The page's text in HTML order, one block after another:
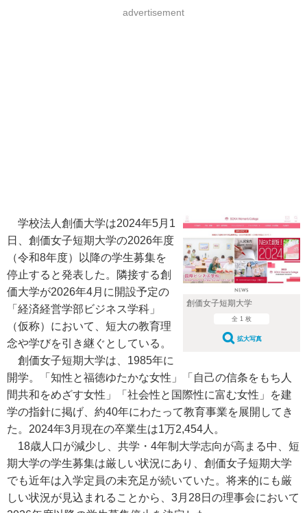
advertisement
創価女子短期大学
全 1 枚
拡大写真
学校法人創価大学は2024年5月1
日、創価女子短期大学の2026年度
（令和8年度）以降の学生募集を
停止すると発表した。隣接する創
価大学が2026年4月に開設予定の
「経済経営学部ビジネス学科」
（仮称）において、短大の教育理
念や学びを引き継ぐとしている。
創価女子短期大学は、1985年に
開学。「知性と福徳ゆたかな女性」「自己の信条をもち人
間共和をめざす女性」「社会性と国際性に富む女性」を建
学の指針に掲げ、約40年にわたって教育事業を展開してき
た。2024年3月現在の卒業生は1万2,454人。
18歳人口が減少し、共学・4年制大学志向が高まる中、短
期大学の学生募集は厳しい状況にあり、創価女子短期大学
でも近年は入学定員の未充足が続いていた。将来的にも厳
しい状況が見込まれることから、3月28日の理事会において